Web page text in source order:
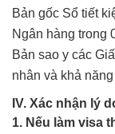
Bản gốc Sổ tiết
Ngân hàng trong
Bản sao y các
nhân và khả
IV. Xác nhận lý
1. Nếu làm visa